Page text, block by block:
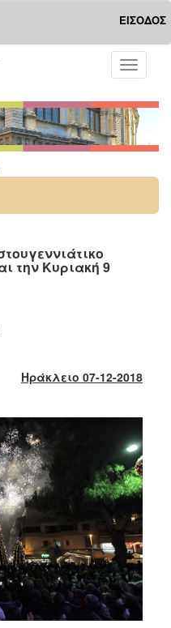
ΕΙΣΟΔΟΣ
Toggle
την Κυριακή 9
Ηράκλειο 07-12-2018